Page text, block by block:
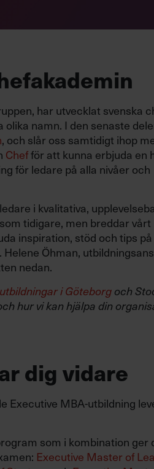
har utvecklat svenska
namn. I den senaste
, och slår oss samtidigt ihop
Chefför att kunna erbjuda en
för ledare på alla nivåer och
i kvalitativa,
tidigare, men breddar vårt
inspiration, stöd och tips på
Öhman,
nedan.
i Göteborgoch
hur vi kan hjälpa din
dig vidare
Executive MBA-utbildning
som i kombination ger
Executive Master of